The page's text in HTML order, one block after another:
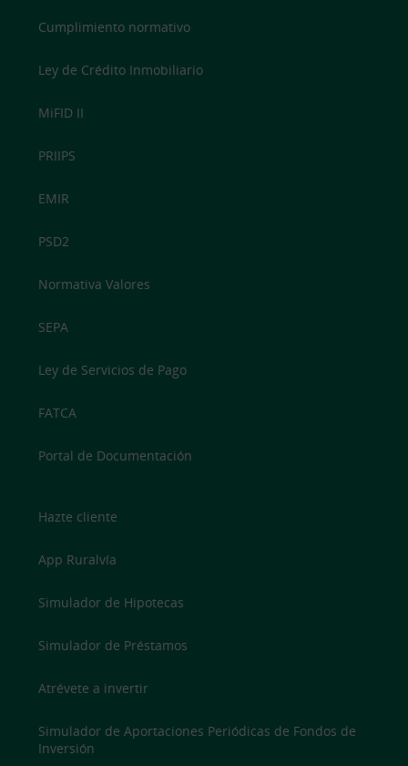
Cumplimiento normativo
Ley de Crédito Inmobiliario
MiFID II
PRIIPS
EMIR
PSD2
Normativa Valores
SEPA
Ley de Servicios de Pago
FATCA
Portal de Documentación
Hazte cliente
App Ruralvía
Simulador de Hipotecas
Simulador de Préstamos
Atrévete a invertir
Simulador de Aportaciones Periódicas de Fondos de
Inversión